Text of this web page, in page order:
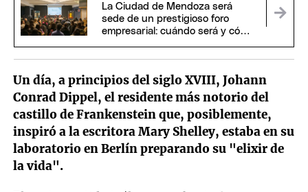
La Ciudad de Mendoza será
sede de un prestigioso foro
empresarial: cuándo será y cómo
Un día, a principios del siglo XVIII, Johann
Conrad Dippel, el residente más notorio del
castillo de Frankenstein que, posiblemente,
inspiró a la escritora Mary Shelley, estaba en su
laboratorio en Berlín preparando su "elixir de
la vida".